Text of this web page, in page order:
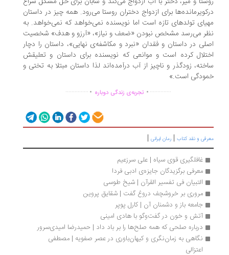
برای ازدواج دختران روستا می‌رود. همه چیز در داستان
تولدهای تازه است اما نویسنده نمی‌خواهد که نمی‌خواهد. به
می‌رسد مشخص نبودن «ضعف و نیاز»، «آرزو و هدف» شخصیت
در داستان و فقدان «نبرد و مکاشفه‌ی نهایی»، داستان را دچار
کرده است و موانعی که نویسنده برای داستان و تعلیقش
زودگذر و ناچیز از آب درآمده‌اند لذا داستان مبتلا به تختی و
است.»
............... .تجربه‌ی زندگی دوباره ...............
و نقد کتاب|رمان ایرانی|
غافلگیری قوی سیاه | علی سرزعیم
معرفی برگزیدگان جایزه‌ی ادبی فردا
التبیان فی تفسیر القرآن | شیخ طوسی
مروری بر خروشچف دروغ گفت | شقایق پروین
جامعه باز و دشمنان آن | کارل پوپر
آتش و خون در گفت‌وگو با هادی امینی
درباره صلحی که همه صلح‌ها را بر باد داد | حمیدرضا امیدی‌سرور
نگاهی به زمان‌نگری و کیهان‌باوری در عصر صفویه | مصطفی